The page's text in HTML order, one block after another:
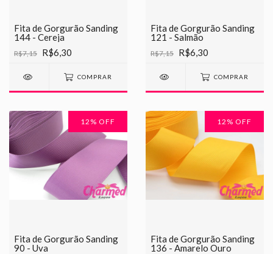
Fita de Gorgurão Sanding
144 - Cereja
R$7,15 R$6,30
COMPRAR
Fita de Gorgurão Sanding
121 - Salmão
R$7,15 R$6,30
COMPRAR
12 % OFF
Fita de Gorgurão Sanding
90 - Uva
12 % OFF
Fita de Gorgurão Sanding
136 - Amarelo Ouro